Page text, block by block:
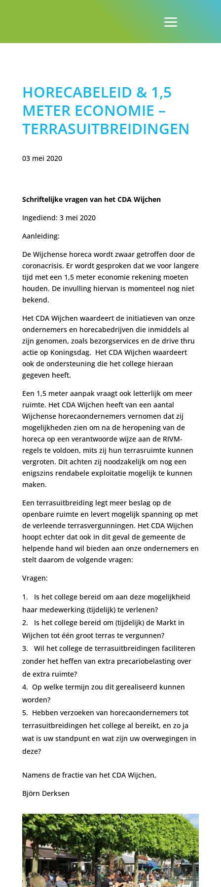
HORECABELEID & 1,5
METER ECONOMIE –
TERRASUITBREIDINGEN
03 mei 2020
Schriftelijke vragen van het CDA Wijchen
Ingediend: 3 mei 2020
Aanleiding:
De Wijchense horeca wordt zwaar getroffen door de
coronacrisis. Er wordt gesproken dat we voor langere
tijd met een 1,5 meter economie rekening moeten
houden. De invulling hiervan is momenteel nog niet
bekend.
Het CDA Wijchen waardeert de initiatieven van onze
ondernemers en horecabedrijven die inmiddels al
zijn genomen, zoals bezorgservices en de drive thru
actie op Koningsdag. Het CDA Wijchen waardeert
ook de ondersteuning die het college hieraan
gegeven heeft.
Een 1,5 meter aanpak vraagt ook letterlijk om meer
ruimte. Het CDA Wijchen heeft van een aantal
Wijchense horecaondernemers vernomen dat zij
mogelijkheden zien om na de heropening van de
horeca op een verantwoorde wijze aan de RIVM-
regels te voldoen, mits zij hun terrasruimte kunnen
vergroten. Dit achten zij noodzakelijk om nog een
enigszins rendabele exploitatie mogelijk te kunnen
maken.
Een terrasuitbreiding legt meer beslag op de
openbare ruimte en levert mogelijk spanning op met
de verleende terrasvergunningen. Het CDA Wijchen
hoopt echter dat ook in dit geval de gemeente de
helpende hand wil bieden aan onze ondernemers en
stelt daarom de volgende vragen:
Vragen:
Is het college bereid om aan deze mogelijkheid
haar medewerking (tijdelijk) te verlenen?
Is het college bereid om (tijdelijk) de Markt in
Wijchen tot één groot terras te vergunnen?
Wil het college de terrasuitbreidingen faciliteren
zonder het heffen van extra precariobelasting over
de extra ruimte?
Op welke termijn zou dit gerealiseerd kunnen
worden?
Hebben verzoeken van horecaondernemers tot
terrasuitbreidingen het college al bereikt, en zo ja
wat is uw standpunt en wat zijn uw overwegingen in
deze?
Namens de fractie van het CDA Wijchen,
Björn Derksen